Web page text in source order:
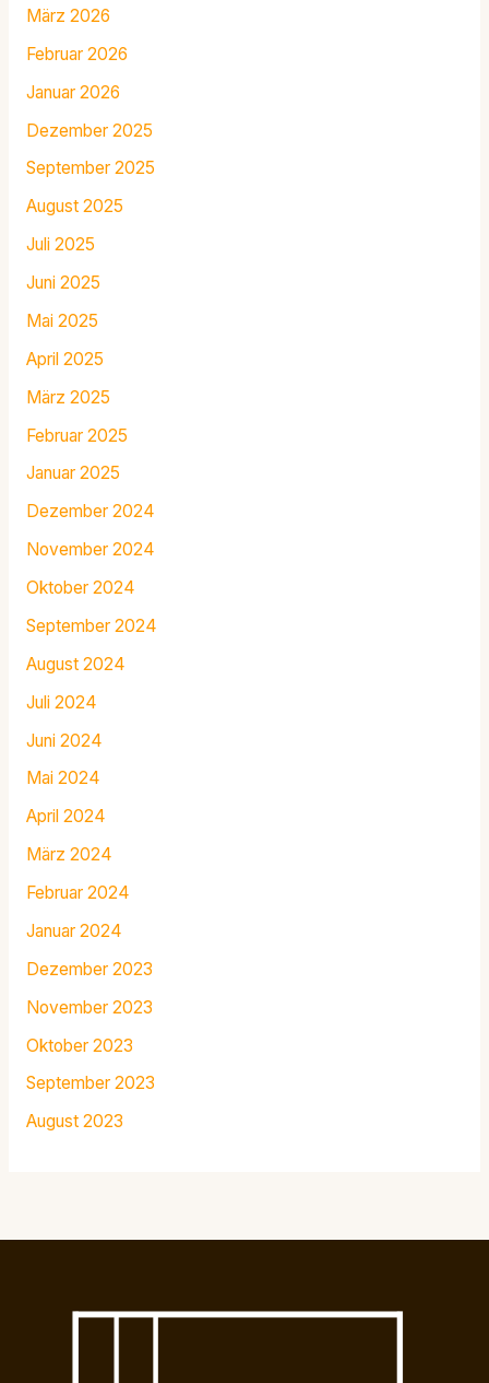
März 2026
Februar 2026
Januar 2026
Dezember 2025
September 2025
August 2025
Juli 2025
Juni 2025
Mai 2025
April 2025
März 2025
Februar 2025
Januar 2025
Dezember 2024
November 2024
Oktober 2024
September 2024
August 2024
Juli 2024
Juni 2024
Mai 2024
April 2024
März 2024
Februar 2024
Januar 2024
Dezember 2023
November 2023
Oktober 2023
September 2023
August 2023